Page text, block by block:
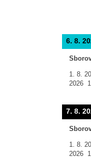
6. 8.
1. 8.
2026
7. 8.
1. 8.
2026